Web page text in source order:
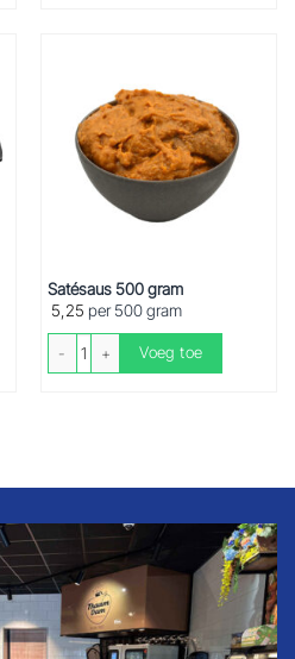
Satésaus 500 gram
5,25 per 500 gram
Satésaus 500 gram aantal
Voeg toe